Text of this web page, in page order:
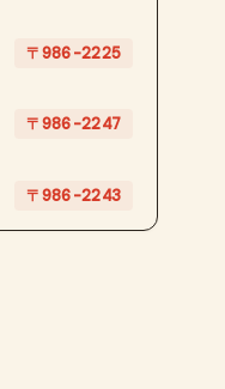
〒986-2225
〒986-2247
〒986-2243